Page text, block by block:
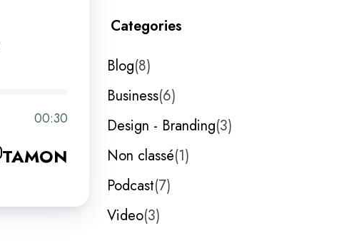
00:30
TAMON
Categories
Blog 8
Business 6
Design - Branding 3
Non classé 1
Podcast 7
Video 3